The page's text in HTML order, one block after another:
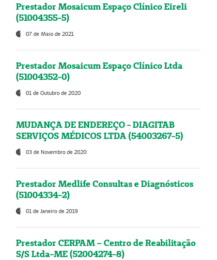
Prestador Mosaicum Espaço Clínico Eireli
(51004355-5)
07 de Maio de 2021
Prestador Mosaicum Espaço Clínico Ltda
(51004352-0)
01 de Outubro de 2020
MUDANÇA DE ENDEREÇO - DIAGITAB
SERVIÇOS MÉDICOS LTDA (54003267-5)
03 de Novembro de 2020
Prestador Medlife Consultas e Diagnósticos
(51004334-2)
01 de Janeiro de 2019
Prestador CERPAM – Centro de Reabilitação
S/S Ltda-ME (52004274-8)